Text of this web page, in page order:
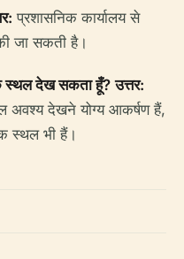
प्रशासनिक कार्यालय से
जा सकती है।
स्थल देख सकता हूँ? उत्तर:
देखने योग्य आकर्षण हैं,
स्थल भी हैं।